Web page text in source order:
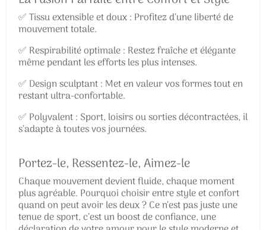
✅ Tissu extensible et doux : Profitez d’une liberté de
mouvement totale.
✅ Respirabilité optimale : Restez fraîche et élégante
même pendant les efforts les plus intenses.
✅ Design sculptant : Met en valeur vos formes tout en
restant ultra-confortable.
✅ Polyvalent : Sport, loisirs ou sorties décontractées, il
s’adapte à toutes vos journées.
Portez-le, Ressentez-le, Aimez-le
Chaque mouvement devient fluide, chaque moment
plus agréable. Pourquoi choisir entre style et confort
quand on peut avoir les deux ? Ce n’est pas juste une
tenue de sport, c’est un boost de confiance, une